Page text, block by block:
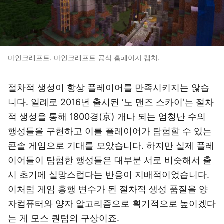
마인크래프트. 마인크래프트 공식 홈페이지 캡처.
절차적 생성이 항상 플레이어를 만족시키지는 않습
니다. 일례로 2016년 출시된 ‘노 맨즈 스카이’는 절차
적 생성을 통해 1800경(京) 개나 되는 엄청난 수의
행성들을 구현하고 이를 플레이어가 탐험할 수 있는
콘솔 게임으로 기대를 모았습니다. 하지만 실제 플레
이어들이 탐험한 행성들은 대부분 서로 비슷해서 출
시 초기에 실망스럽다는 반응이 지배적이었습니다.
이처럼 게임 흥행 변수가 된 절차적 생성 품질을 양
자컴퓨터와 양자 알고리즘으로 획기적으로 높이겠다
는 게 모스 퀀텀의 구상이죠.